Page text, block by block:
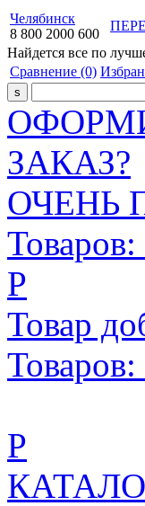
Челябинск
8 800 2000 600
Найдется все по
Сравнение (0)
ЗАКАЗ?
ОЧЕНЬ
Товаров:
Р
Товар
Товаров:
Р